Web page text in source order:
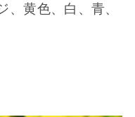
、黄色、白、青、